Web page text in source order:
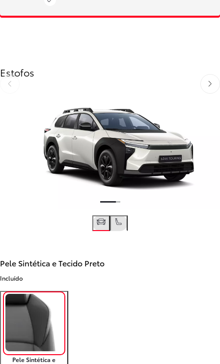
Estofos
Anterior
Pele Sintética e Tecido Preto
Incluído
Pele Sintética e